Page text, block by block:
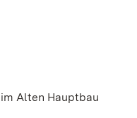
Alten Hauptbau